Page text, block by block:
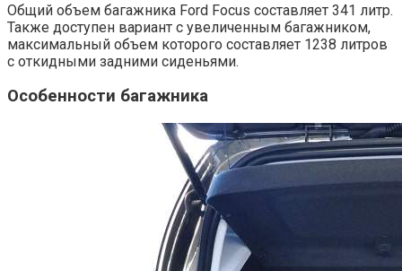
Общий объем багажника Ford Focus составляет 341 литр.
Также доступен вариант с увеличенным багажником,
максимальный объем которого составляет 1238 литров
с откидными задними сиденьями.
Особенности багажника